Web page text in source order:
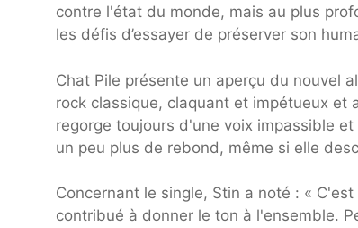
contre l'état du monde, mais au plus
les défis d’essayer de préserver son
Chat Pile présente un aperçu du nouvel
rock classique, claquant et impétueux
regorge toujours d'une voix impassible
un peu plus de rebond, même si elle
Concernant le single, Stin a noté : «
contribué à donner le ton à l'ensemble.